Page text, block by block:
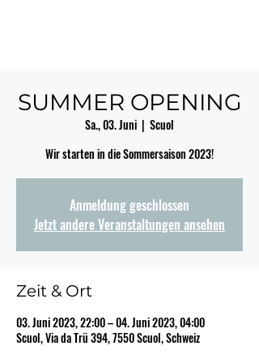
SUMMER OPENING
Sa., 03. Juni
  |
Scuol
Wir starten in die Sommersaison 2023!
Anmeldung geschlossen
Jetzt andere Veranstaltungen ansehen
Zeit & Ort
03. Juni 2023, 22:00 – 04. Juni 2023, 04:00
Scuol, Via da Trü 394, 7550 Scuol, Schweiz